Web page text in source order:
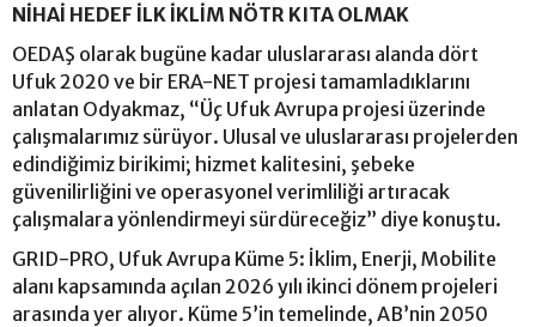
NİHAİ HEDEF İLK İKLİM NÖTR KITA OLMAK
OEDAŞ olarak bugüne kadar uluslararası alanda dört
Ufuk 2020 ve bir ERA-NET projesi tamamladıklarını
anlatan Odyakmaz, “Üç Ufuk Avrupa projesi üzerinde
çalışmalarımız sürüyor. Ulusal ve uluslararası projelerden
edindiğimiz birikimi; hizmet kalitesini, şebeke
güvenilirliğini ve operasyonel verimliliği artıracak
çalışmalara yönlendirmeyi sürdüreceğiz” diye konuştu.
GRID-PRO, Ufuk Avrupa Küme 5: İklim, Enerji, Mobilite
alanı kapsamında açılan 2026 yılı ikinci dönem projeleri
arasında yer alıyor. Küme 5’in temelinde, AB’nin 2050